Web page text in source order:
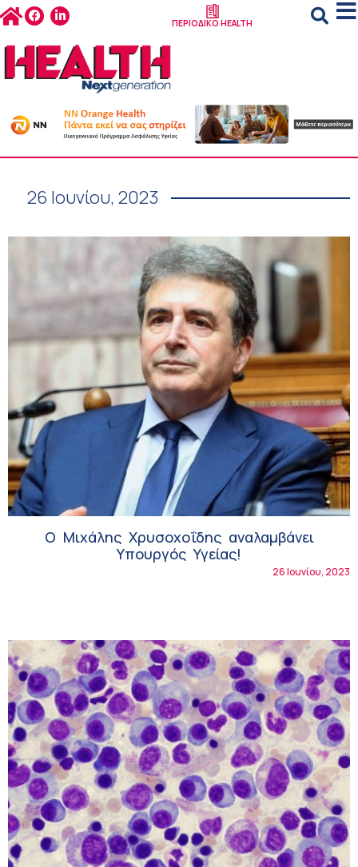
ΠΕΡΙΟΔΙΚΟ HEALTH
26 Ιουνίου, 2023
Ο Μιχάλης Χρυσοχοΐδης αναλαμβάνει
Υπουργός Υγείας!
26 Ιουνίου, 2023